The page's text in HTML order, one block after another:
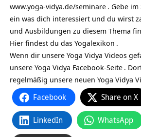
www.yoga-vidya.de/seminare . Gebe
ein was dich interessiert und du wirst
und Ausbildungen zu diesem Thema
Hier findest du das Yogalexikon .
Wenn dir unsere Yoga Vidya Videos
unsere Yoga Vidya Facebook-Seite .
regelmäßig unsere neuen Yoga Vidya
Facebook Share on X
LinkedIn WhatsApp